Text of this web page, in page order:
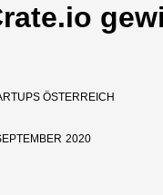
ÖSTERREICH
2020